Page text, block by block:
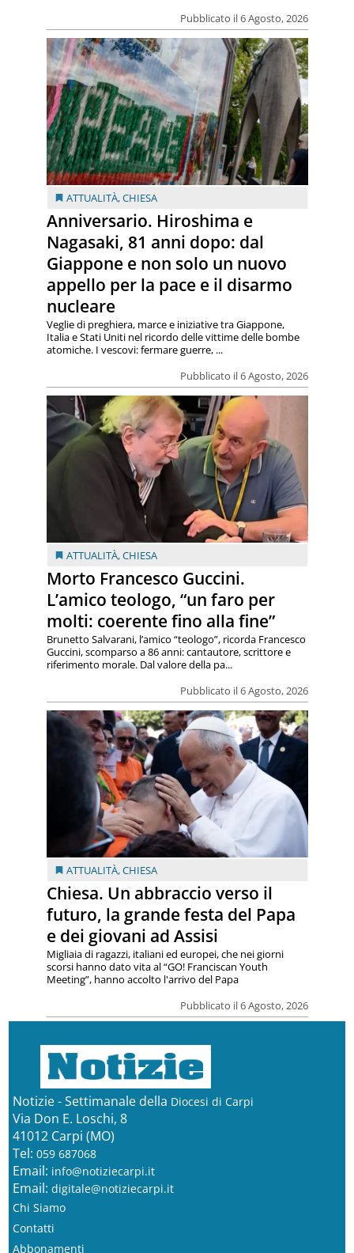
Pubblicato il 6 Agosto, 2026
ATTUALITÀ,CHIESA
Anniversario. Hiroshima e
Nagasaki, 81 anni dopo: dal
Giappone e non solo un nuovo
appello per la pace e il disarmo
nucleare
Pubblicato il 6 Agosto, 2026
Veglie di preghiera, marce e iniziative tra Giappone,
Italia e Stati Uniti nel ricordo delle vittime delle bombe
atomiche. I vescovi: fermare guerre, ...
ATTUALITÀ,CHIESA
Morto Francesco Guccini.
L’amico teologo, “un faro per
molti: coerente fino alla fine”
Pubblicato il 6 Agosto, 2026
Brunetto Salvarani, l’amico “teologo”, ricorda Francesco
Guccini, scomparso a 86 anni: cantautore, scrittore e
riferimento morale. Dal valore della pa...
ATTUALITÀ,CHIESA
Chiesa. Un abbraccio verso il
futuro, la grande festa del Papa
e dei giovani ad Assisi
Pubblicato il 6 Agosto, 2026
Migliaia di ragazzi, italiani ed europei, che nei giorni
scorsi hanno dato vita al “GO! Franciscan Youth
Meeting”, hanno accolto l'arrivo del Papa
Notizie - Settimanale della Diocesi di Carpi
Via Don E. Loschi, 8
41012 Carpi (MO)
Tel: 059 687068
Email: info@notiziecarpi.it
Email: digitale@notiziecarpi.it
Chi Siamo
Contatti
Abbonamenti